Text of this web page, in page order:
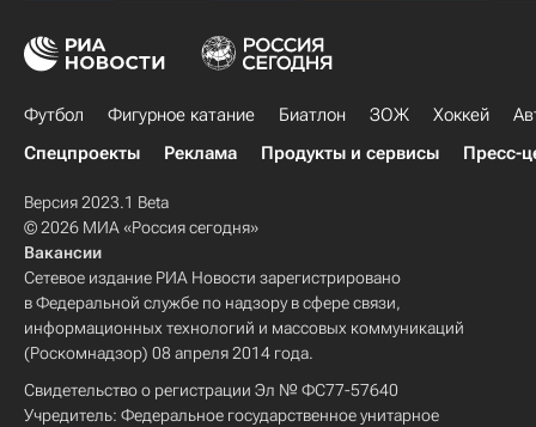
Футбол Фигурное катание Биатлон ЗОЖ Хоккей
Спецпроекты
Реклама Продукты и сервисы Пресс-
Версия 2023.1 Beta
© 2026 МИА «Россия сегодня»
Вакансии
Сетевое издание РИА Новости зарегистрировано
в Федеральной службе по надзору в сфере связи,
информационных технологий и массовых коммуникаций
(Роскомнадзор) 08 апреля 2014 года.
Свидетельство о регистрации Эл № ФС77-57640
Учредитель: Федеральное государственное унитарное